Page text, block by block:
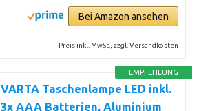
Bei Amazon ansehen
Preis inkl. MwSt., zzgl. Versandkosten
EMPFEHLUNG
VARTA Taschenlampe LED inkl.
3x AAA Batterien, Aluminium